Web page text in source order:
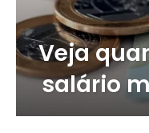
Veja
salário